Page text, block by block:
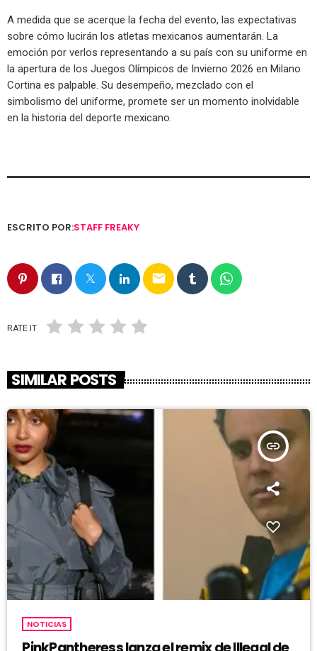
A medida que se acerque la fecha del evento, las expectativas
sobre cómo lucirán los atletas mexicanos aumentarán. La
emoción por verlos representando a su país con su uniforme en
la apertura de los Juegos Olímpicos de Invierno 2026 en Milano
Cortina es palpable. Su desempeño, mezclado con el
simbolismo del uniforme, promete ser un momento inolvidable
en la historia del deporte mexicano.
ESCRITO POR:STAFF FREAKY
email
RATE IT
SIMILAR POSTS
insert_link
NOTICIAS